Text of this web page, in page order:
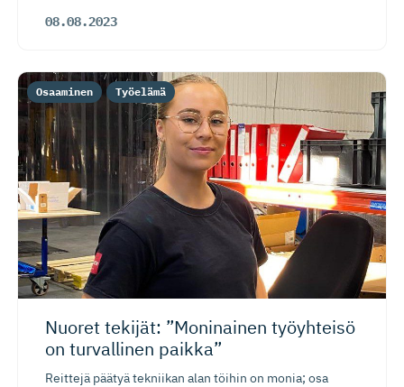
08.08.2023
Nuoret tekijät: ”Moninainen työyhteisö
on turvallinen paikka”
Reittejä päätyä tekniikan alan töihin on monia; osa
Osaaminen Työelämä